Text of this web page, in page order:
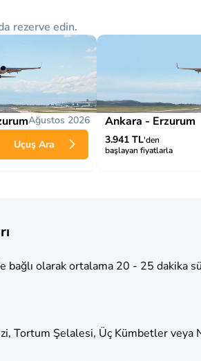
rezerve edin.
Ağustos 2026
Uçuş Ara
Ankara - Erzurum
3.941 TL'den
başlayan fiyatlarla
bağlı olarak ortalama 20 - 25 dakika
Tortum Şelalesi, Üç Kümbetler veya